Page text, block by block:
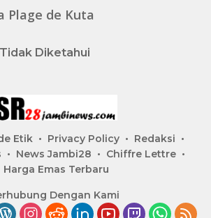
Plage de Kuta
Diketahui
Etik Privacy Policy
Redaksi
News Jambi28
Chiffre Lettre
Harga Emas Terbaru
Dengan Kami